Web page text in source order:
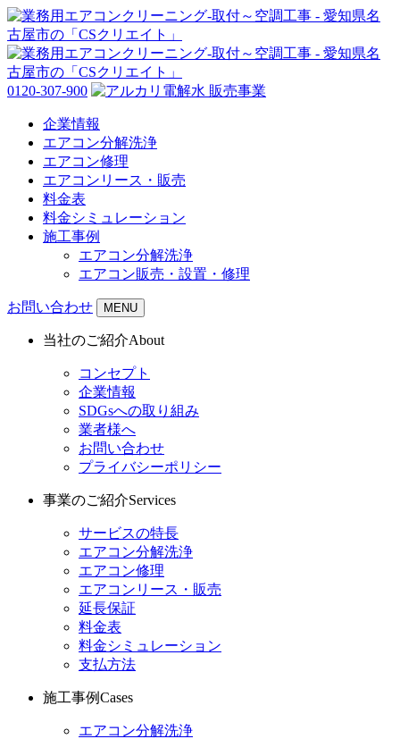
0120-307-900
企業情報
エアコン分解洗浄
エアコン修理
エアコンリース・販売
料金表
料金シミュレーション
施工事例
エアコン分解洗浄
エアコン販売・設置・修理
お問い合わせ MENU
当社のご紹介About
コンセプト
企業情報
SDGsへの取り組み
業者様へ
お問い合わせ
プライバシーポリシー
事業のご紹介Services
サービスの特長
エアコン分解洗浄
エアコン修理
エアコンリース・販売
延長保証
料金表
料金シミュレーション
支払方法
施工事例Cases
エアコン分解洗浄